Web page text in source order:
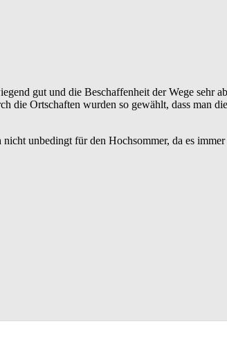
gut und die Beschaffenheit der Wege sehr
die Ortschaften wurden so gewählt, dass man
unbedingt für den Hochsommer, da es